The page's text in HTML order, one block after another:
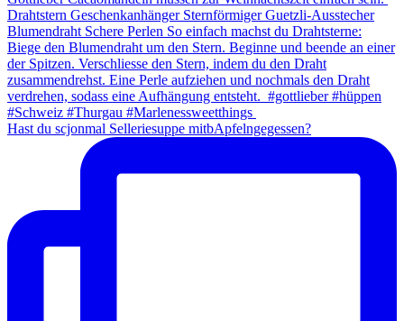
Hast du scjonmal Selleriesuppe mitbApfelngegessen?